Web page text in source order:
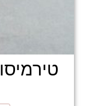
טירמיסו